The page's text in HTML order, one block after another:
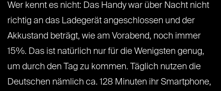
Wer kennt es nicht: Das Handy war über Nacht nicht
richtig an das Ladegerät angeschlossen und der
Akkustand beträgt, wie am Vorabend, noch immer
15%. Das ist natürlich nur für die Wenigsten genug,
um durch den Tag zu kommen. Täglich nutzen die
Deutschen nämlich ca. 128 Minuten ihr Smartphone,